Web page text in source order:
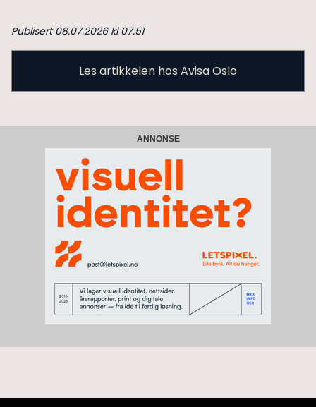
Publisert 08.07.2026 kl 07:51
Les artikkelen hos Avisa Oslo
ANNONSE